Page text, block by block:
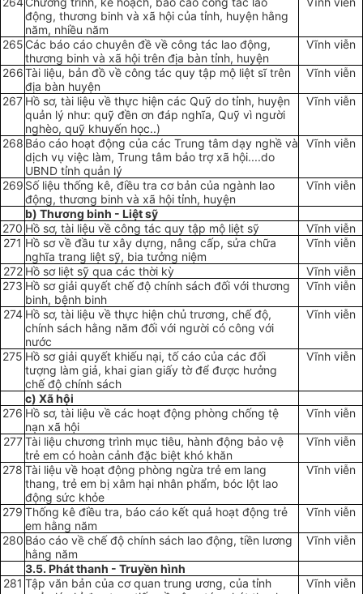
động, thương binh và xã hội của tỉnh, huyện hằng
năm, nhiều năm
265 Các báo cáo chuyên đề về công tác lao động,
thương binh và xã hội trên địa bàn tỉnh, huyện
Vĩnh viễn
266Tài liệu, bản đồ về công tác quy tập mộ liệt sĩ trên
địa bàn huyện
Vĩnh viễn
267 Hồ sơ, tài liệu về thực hiện các Quỹ do tỉnh, huyện
quản lý như: quỹ đền ơn đáp nghĩa, Quỹ vì người
nghèo, quỹ khuyến học..)
Vĩnh viễn
268 Báo cáo hoạt động của các Trung tâm dạy nghề và
dịch vụ việc làm, Trung tâm bảo trợ xã hội....do
UBND tỉnh quản lý
Vĩnh viễn
269 Số liệu thống kê, điều tra cơ bản của ngành lao
động, thương binh và xã hội tỉnh, huyện
Vĩnh viễn
b) Thương binh - Liệt sỹ
270 Hồ sơ, tài liệu về công tác quy tập mộ liệt sỹ
Vĩnh viễn
271 Hồ sơ về đầu tư xây dựng, nâng cấp, sửa chữa
nghĩa trang liệt sỹ, bia tưởng niệm
Vĩnh viễn
272 Hồ sơ liệt sỹ qua các thời kỳ
Vĩnh viễn
273 Hồ sơ giải quyết chế độ chính sách đối với thương
binh, bệnh binh
Vĩnh viễn
274 Hồ sơ, tài liệu về thực hiện chủ trương, chế độ,
chính sách hằng năm đối với người có công với
nước
Vĩnh viễn
275 Hồ sơ giải quyết khiếu nại, tố cáo của các đối
tượng làm giả, khai gian giấy tờ để được hưởng
chế độ chính sách
Vĩnh viễn
c) Xã hội
276 Hồ sơ, tài liệu về các hoạt động phòng chống tệ
nạn xã hội
Vĩnh viễn
277 Tài liệu chương trình mục tiêu, hành động bảo vệ
trẻ em có hoàn cảnh đặc biệt khó khăn
Vĩnh viễn
278 Tài liệu về hoạt động phòng ngừa trẻ em lang
thang, trẻ em bị xâm hại nhân phẩm, bóc lột lao
động sức khỏe
Vĩnh viễn
279 Thống kê điều tra, báo cáo kết quả hoạt động trẻ
em hằng năm
Vĩnh viễn
280 Báo cáo về chế độ chính sách lao động, tiền lương
hằng năm
Vĩnh viễn
3.5. Phát thanh - Truyền hình
281 Tập văn bản của cơ quan trung ương, của tỉnh
Vĩnh viễn